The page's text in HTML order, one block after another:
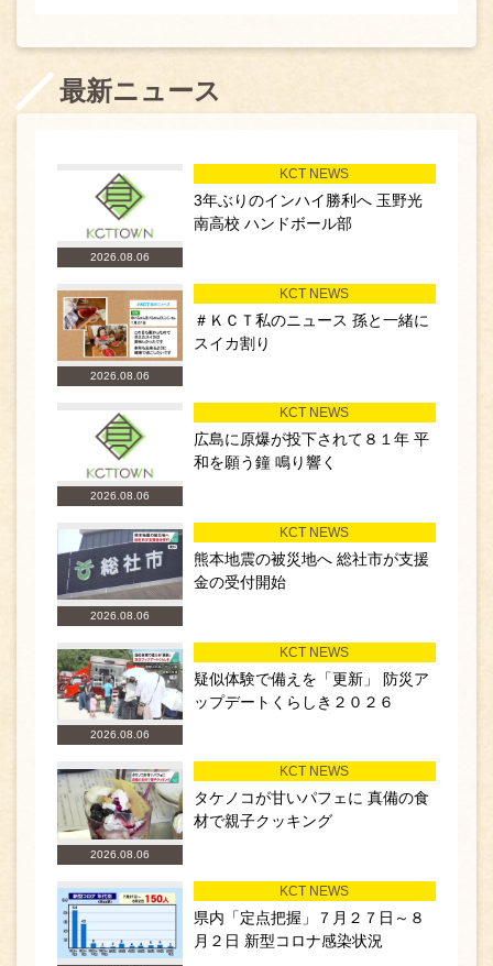
最新ニュース
2026.08.06
KCT NEWS
3年ぶりのインハイ勝利へ 玉野光
南高校 ハンドボール部
2026.08.06
KCT NEWS
＃ＫＣＴ私のニュース 孫と一緒に
スイカ割り
2026.08.06
KCT NEWS
広島に原爆が投下されて８１年 平
和を願う鐘 鳴り響く
2026.08.06
KCT NEWS
熊本地震の被災地へ 総社市が支援
金の受付開始
2026.08.06
KCT NEWS
疑似体験で備えを「更新」 防災ア
ップデートくらしき２０２６
2026.08.06
KCT NEWS
タケノコが甘いパフェに 真備の食
材で親子クッキング
KCT NEWS
県内「定点把握」７月２７日～８
月２日 新型コロナ感染状況